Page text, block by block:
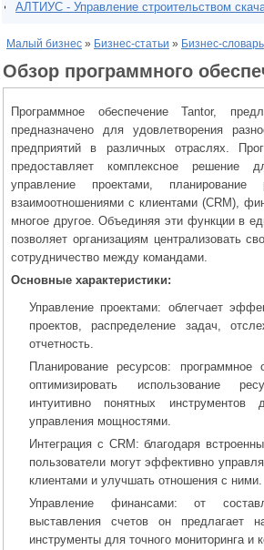
АЛТИУС - Управление строительством
Малый бизнес » Бизнес-статьи » Бизнес-словарь
Обзор программного
Программное обеспечение Tantor,
предназначено для удовлетворения
предприятий в различных отраслях.
предоставляет комплексное решение
управление проектами, планирование
взаимоотношениями с клиентами (CRM),
многое другое. Объединяя эти функции в
позволяет организациям централизовать
сотрудничество между командами.
Основные характеристики:
Управление проектами: облегчает
проектов, распределение задач,
отчетность.
Планирование ресурсов: программное
оптимизировать использование
интуитивно понятных
управления мощностями.
Интеграция с CRM: благодаря
пользователи могут эффективно
клиентами и улучшать отношения с ними.
Управление финансами: от
выставления счетов он предлагает
инструменты для точного мониторинга и